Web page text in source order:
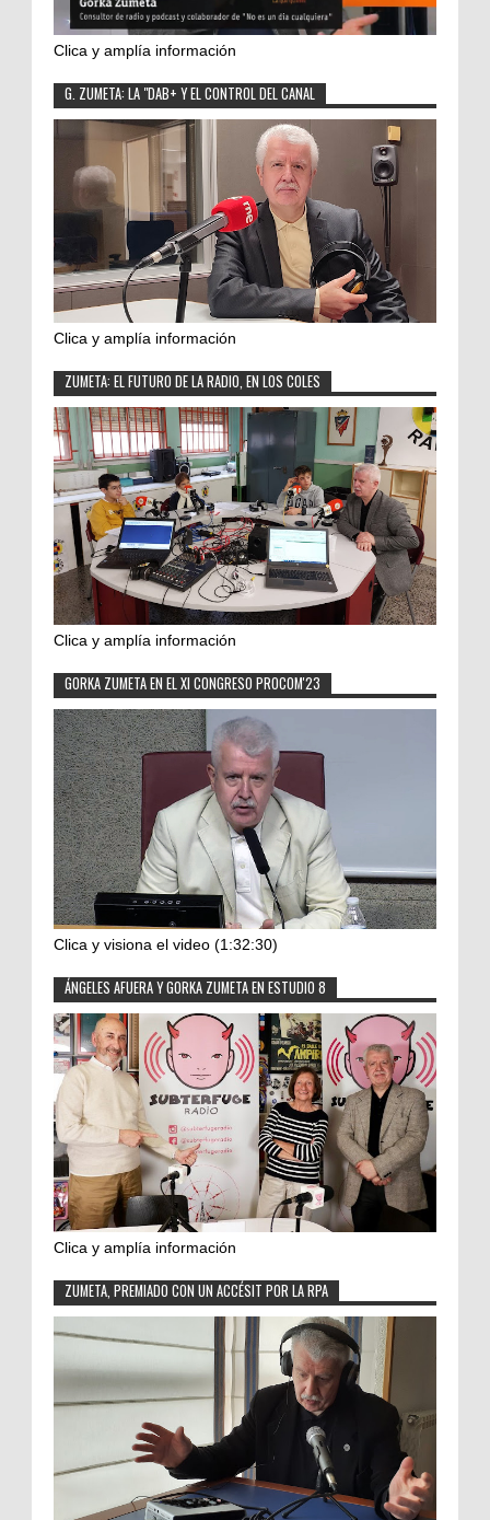
Clica y amplía información
G. ZUMETA: LA "DAB+ Y EL CONTROL DEL CANAL
Clica y amplía información
ZUMETA: EL FUTURO DE LA RADIO, EN LOS COLES
Clica y amplía información
GORKA ZUMETA EN EL XI CONGRESO PROCOM'23
Clica y visiona el video (1:32:30)
ÁNGELES AFUERA Y GORKA ZUMETA EN ESTUDIO 8
Clica y amplía información
ZUMETA, PREMIADO CON UN ACCÉSIT POR LA RPA